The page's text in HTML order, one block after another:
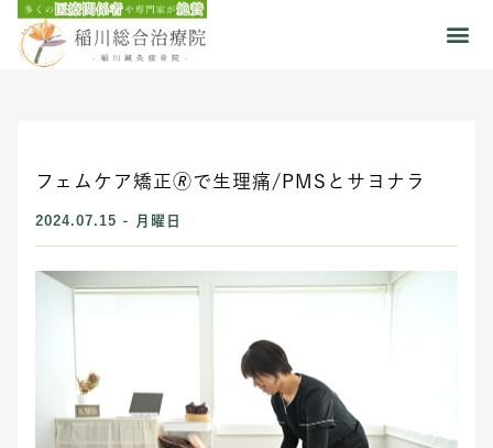
フェムケア矯正🄬で生理痛/PMSとサヨナラ
2024.07.15 - 月曜日